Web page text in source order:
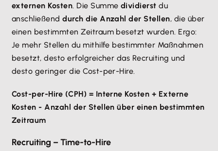
externen Kosten. Die Summe dividierst du
anschließenddurch die Anzahl der Stellen, die über
einen bestimmten Zeitraum besetzt wurden. Ergo:
Je mehr Stellen du mithilfe bestimmter Maßnahmen
besetzt, desto erfolgreicher das Recruiting und
desto geringer die Cost-per-Hire.
Cost-per-Hire (CPH) = Interne Kosten + Externe
Kosten - Anzahl der Stellen über einen bestimmten
Zeitraum
Recruiting – Time-to-Hire